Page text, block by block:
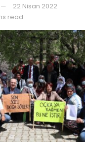
22 Nisan 2022
read